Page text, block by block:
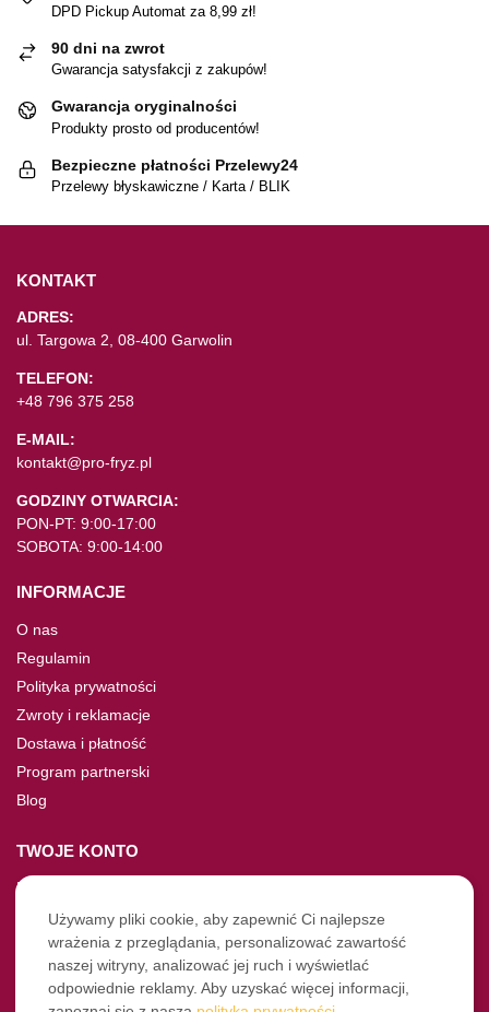
DPD Pickup Automat za 8,99 zł!
90 dni na zwrot
Gwarancja satysfakcji z zakupów!
Gwarancja oryginalności
Produkty prosto od producentów!
Bezpieczne płatności Przelewy24
Przelewy błyskawiczne / Karta / BLIK
KONTAKT
ADRES:
ul. Targowa 2, 08-400 Garwolin
TELEFON:
+48 796 375 258
E-MAIL:
kontakt@pro-fryz.pl
GODZINY OTWARCIA:
PON-PT: 9:00-17:00
SOBOTA: 9:00-14:00
INFORMACJE
O nas
Regulamin
Polityka prywatności
Zwroty i reklamacje
Dostawa i płatność
Program partnerski
Blog
TWOJE KONTO
Moje konto
Nie pamiętasz hasła?
Twoje zamówienia
NASZE SOCIALE
Używamy pliki cookie, aby zapewnić Ci najlepsze
wrażenia z przeglądania, personalizować zawartość
naszej witryny, analizować jej ruch i wyświetlać
odpowiednie reklamy. Aby uzyskać więcej informacji,